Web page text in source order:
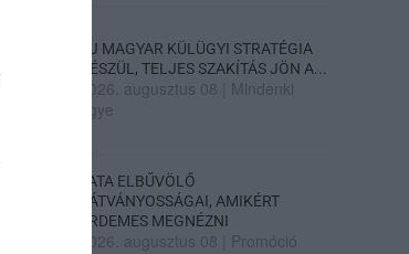
ÚJ MAGYAR KÜLÜGYI STRATÉGIA
KÉSZÜL, TELJES SZAKÍTÁS JÖN A...
2026. augusztus 08
Mindenki
ügye
TATA ELBŰVÖLŐ
LÁTVÁNYOSSÁGAI, AMIKÉRT
ÉRDEMES MEGNÉZNI
2026. augusztus 08 Promóció